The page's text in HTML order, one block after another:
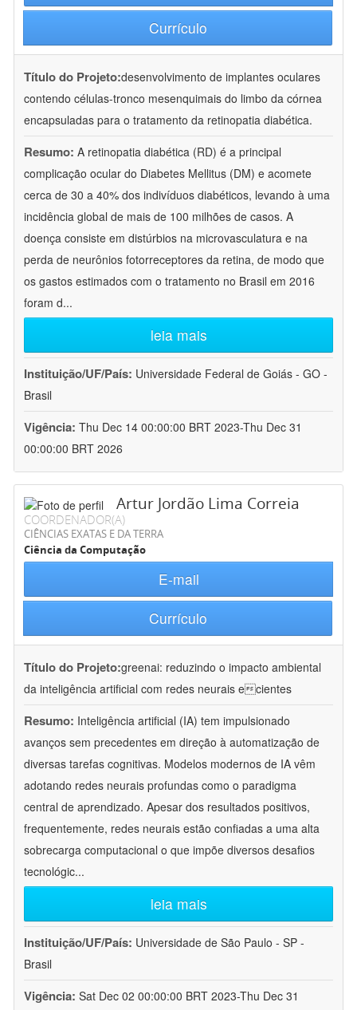
Currículo
Título do Projeto:desenvolvimento de implantes oculares
contendo células-tronco mesenquimais do limbo da córnea
encapsuladas para o tratamento da retinopatia diabética.
Resumo: A retinopatia diabética (RD) é a principal
complicação ocular do Diabetes Mellitus (DM) e acomete
cerca de 30 a 40% dos indivíduos diabéticos, levando à uma
incidência global de mais de 100 milhões de casos. A
doença consiste em distúrbios na microvasculatura e na
perda de neurônios fotorreceptores da retina, de modo que
os gastos estimados com o tratamento no Brasil em 2016
foram d...
leia mais
Instituição/UF/País: Universidade Federal de Goiás - GO -
Brasil
Vigência: Thu Dec 14 00:00:00 BRT 2023-Thu Dec 31
00:00:00 BRT 2026
Artur Jordão Lima Correia
COORDENADOR(A)
CIÊNCIAS EXATAS E DA TERRA
Ciência da Computação
E-mail
Currículo
Título do Projeto:greenai: reduzindo o impacto ambiental
da inteligência artificial com redes neurais ecientes
Resumo: Inteligência artificial (IA) tem impulsionado
avanços sem precedentes em direção à automatização de
diversas tarefas cognitivas. Modelos modernos de IA vêm
adotando redes neurais profundas como o paradigma
central de aprendizado. Apesar dos resultados positivos,
frequentemente, redes neurais estão confiadas a uma alta
sobrecarga computacional o que impõe diversos desafios
tecnológic...
leia mais
Instituição/UF/País: Universidade de São Paulo - SP -
Brasil
Vigência: Sat Dec 02 00:00:00 BRT 2023-Thu Dec 31